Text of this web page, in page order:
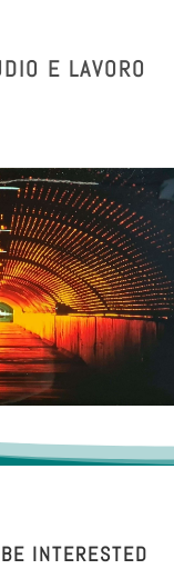
E LAVORO
INTERESTED